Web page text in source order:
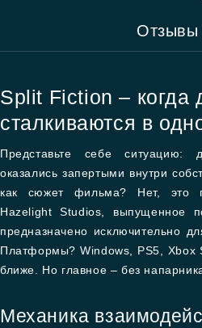
Отзывы
Split Fiction – когда
сталкиваются в
Представьте себе ситуацию:
оказались запертыми внутри
как сюжет фильма? Нет, это
Hazelight Studios, выпущенное
предназначено исключительно
Платформы? Windows, PS5, Xbox
ближе. Но главное – без
Механика